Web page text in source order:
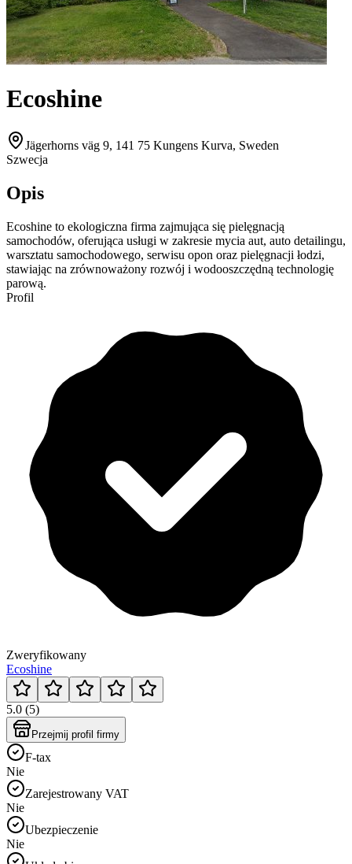
Ecoshine
Jägerhorns väg 9, 141 75 Kungens Kurva, Sweden
Szwecja
Opis
Ecoshine to ekologiczna firma zajmująca się pielęgnacją
samochodów, oferująca usługi w zakresie mycia aut, auto detailingu,
warsztatu samochodowego, serwisu opon oraz pielęgnacji łodzi,
stawiając na zrównoważony rozwój i wodooszczędną technologię
parową.
Profil
Zweryfikowany
Ecoshine
5.0 (5)
Przejmij profil firmy
F-tax
Nie
Zarejestrowany VAT
Nie
Ubezpieczenie
Nie